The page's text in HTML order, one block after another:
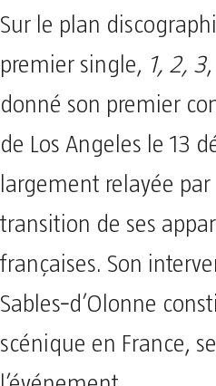
Sur le plan
premier single, 1, 2, 3
donné son premier
de Los Angeles le 13
largement relayée
transition de ses
françaises. Son
Sables‑d’Olonne
scénique en France,